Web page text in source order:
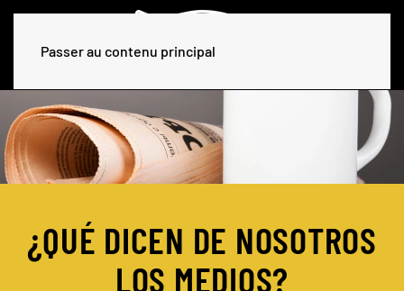
Passer au contenu principal
¿QUÉ DICEN DE NOSOTROS
LOS MEDIOS?